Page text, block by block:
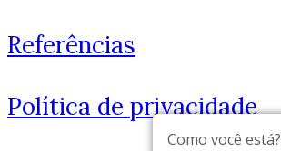
Referências
Política de privacidade
Como você está?